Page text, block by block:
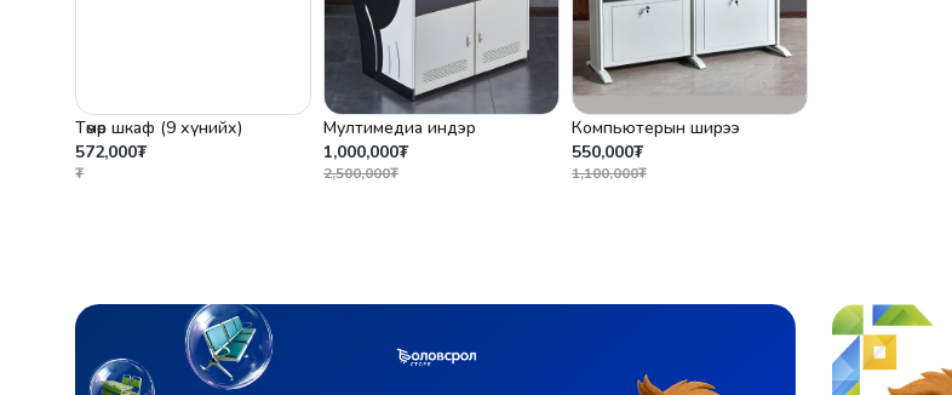
Төмөр шкаф (9 хүнийх)
572,000₮
₮
Мултимедиа индэр
1,000,000₮
2,500,000₮
Компьютерын ширээ
550,000₮
1,100,000₮